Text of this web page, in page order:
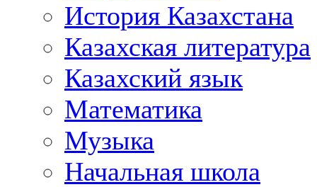
История Казахстана
Казахская литература
Казахский язык
Математика
Музыка
Начальная школа